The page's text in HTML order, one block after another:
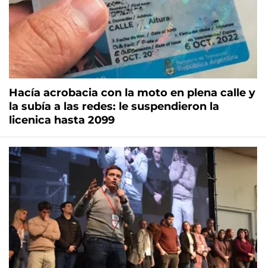
Hacía acrobacia con la moto en plena calle y
la subía a las redes: le suspendieron la
licenica hasta 2099